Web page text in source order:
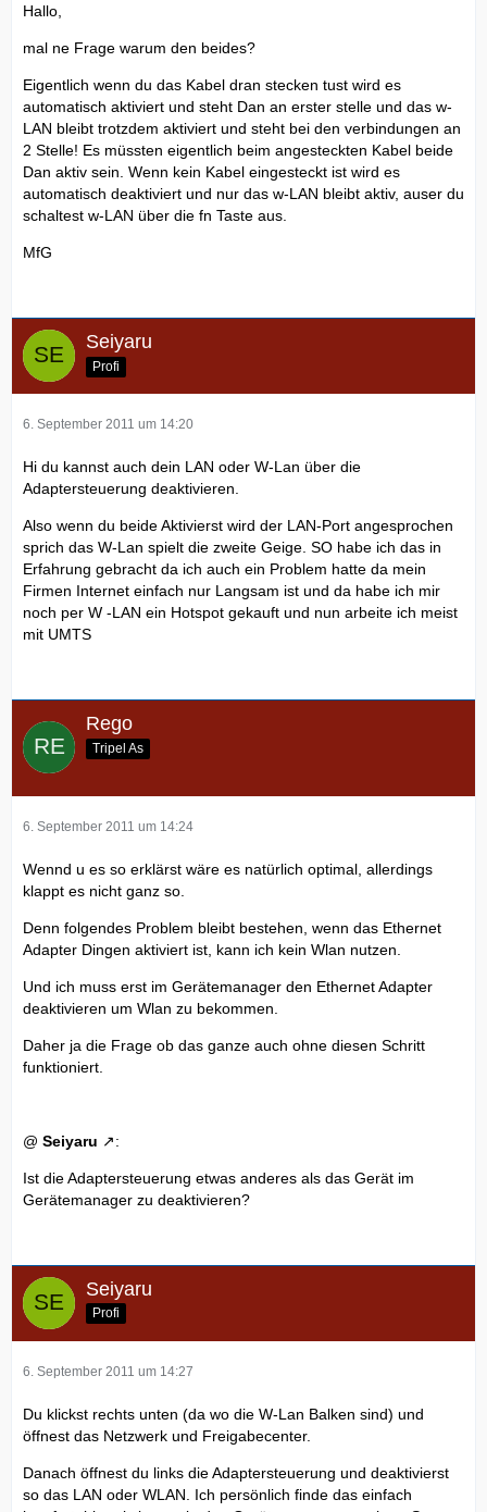
Hallo,
mal ne Frage warum den beides?
Eigentlich wenn du das Kabel dran stecken tust wird es
automatisch aktiviert und steht Dan an erster stelle und das w-
LAN bleibt trotzdem aktiviert und steht bei den verbindungen an
2 Stelle! Es müssten eigentlich beim angesteckten Kabel beide
Dan aktiv sein. Wenn kein Kabel eingesteckt ist wird es
automatisch deaktiviert und nur das w-LAN bleibt aktiv, auser du
schaltest w-LAN über die fn Taste aus.
MfG
Seiyaru
Profi
6. September 2011 um 14:20
Hi du kannst auch dein LAN oder W-Lan über die
Adaptersteuerung deaktivieren.
Also wenn du beide Aktivierst wird der LAN-Port angesprochen
sprich das W-Lan spielt die zweite Geige. SO habe ich das in
Erfahrung gebracht da ich auch ein Problem hatte da mein
Firmen Internet einfach nur Langsam ist und da habe ich mir
noch per W -LAN ein Hotspot gekauft und nun arbeite ich meist
mit UMTS
Rego
Tripel As
6. September 2011 um 14:24
Wennd u es so erklärst wäre es natürlich optimal, allerdings
klappt es nicht ganz so.
Denn folgendes Problem bleibt bestehen, wenn das Ethernet
Adapter Dingen aktiviert ist, kann ich kein Wlan nutzen.
Und ich muss erst im Gerätemanager den Ethernet Adapter
deaktivieren um Wlan zu bekommen.
Daher ja die Frage ob das ganze auch ohne diesen Schritt
funktioniert.
@ Seiyaru :
Ist die Adaptersteuerung etwas anderes als das Gerät im
Gerätemanager zu deaktivieren?
Seiyaru
Profi
6. September 2011 um 14:27
Du klickst rechts unten (da wo die W-Lan Balken sind) und
öffnest das Netzwerk und Freigabecenter.
Danach öffnest du links die Adaptersteuerung und deaktivierst
so das LAN oder WLAN. Ich persönlich finde das einfach